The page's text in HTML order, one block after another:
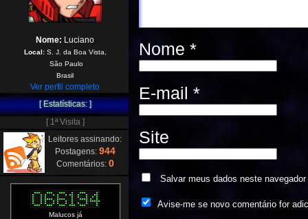
Nome*
E-mail*
Site
Salvar meus dados neste
Avise-me se novo comentário for
Nome: Luciano
Local:S. J. da Boa Vista,
São Paulo
Brasil
Ver perfil completo
[ Estatísticas: ]
[ 1ª Visita ]
Leitores assinando:
Postagens: 944
Comentários: 0
Malucos já